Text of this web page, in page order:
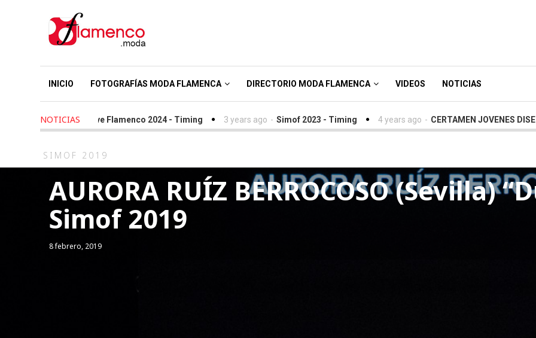
INICIO FOTOGRAFÍAS MODA FLAMENCA DIRECTORIO MODA FLAMENCA VIDEOS NOTICIAS
NOTICIAS
We Love Flamenco 2024 - Timing 3 years ago - Simof 2023 - Timing 4 years ago - CERTAMEN JOVENES
SIMOF 2019
AURORA RUÍZ BERROCOSO (Sevilla)
Simof 2019
8 febrero, 2019